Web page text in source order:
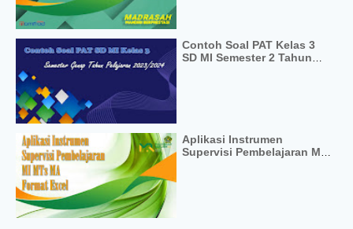
Contoh Soal PAT Kelas 3
SD MI Semester 2 Tahun
Aplikasi Instrumen
Supervisi Pembelajaran MI